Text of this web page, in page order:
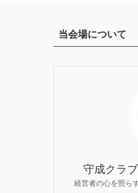
当会場について
守成クラ
経営者の心を照ら